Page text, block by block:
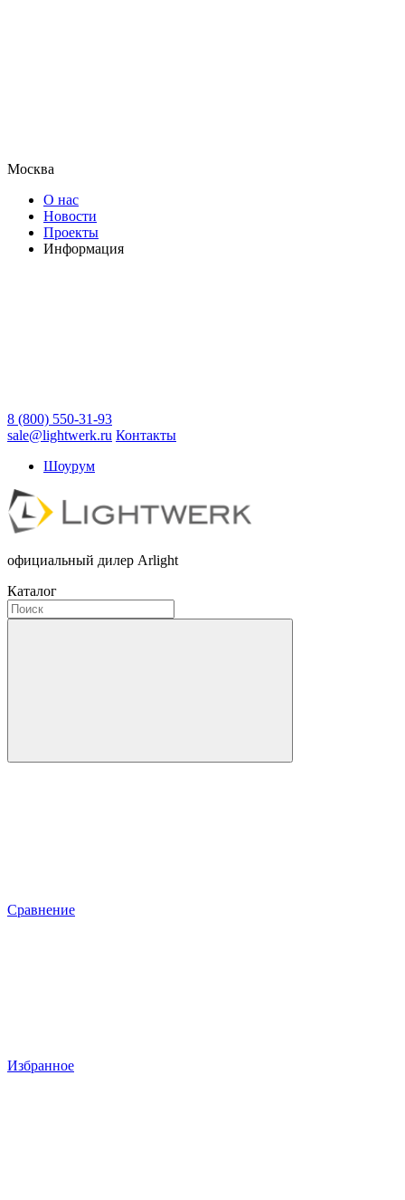
Москва
О нас
Новости
Проекты
Информация
8 (800) 550-31-93
sale@lightwerk.ru Контакты
Шоурум
официальный дилер Arlight
Каталог
Сравнение
Избранное